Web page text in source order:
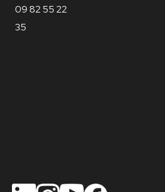
09 82 55 22
35